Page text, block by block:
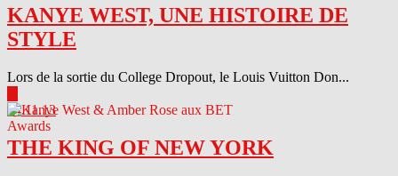
KANYE WEST, UNE HISTOIRE DE
STYLE
Lors de la sortie du College Dropout, le Louis Vuitton Don...
04.11.13
THE KING OF NEW YORK